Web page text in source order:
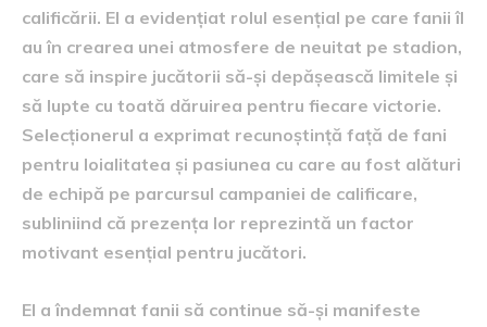
calificării. El a evidențiat rolul esențial pe care fanii îl
au în crearea unei atmosfere de neuitat pe stadion,
care să inspire jucătorii să-și depășească limitele și
să lupte cu toată dăruirea pentru fiecare victorie.
Selecționerul a exprimat recunoștință față de fani
pentru loialitatea și pasiunea cu care au fost alături
de echipă pe parcursul campaniei de calificare,
subliniind că prezența lor reprezintă un factor
motivant esențial pentru jucători.
El a îndemnat fanii să continue să-și manifeste